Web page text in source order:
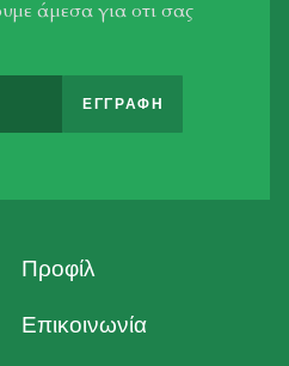
άμεσα για οτι σας
Προφίλ
Επικοινωνία